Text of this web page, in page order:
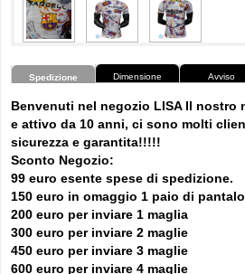
Spedizione Dimensione Avviso
Benvenuti nel negozio LISA Il nostro
e attivo da 10 anni, ci sono molti
sicurezza e garantita!!!!!
Sconto Negozio:
99 euro esente spese di spedizione.
150 euro in omaggio 1 paio di
200 euro per inviare 1 maglia
300 euro per inviare 2 maglie
450 euro per inviare 3 maglie
600 euro per inviare 4 maglie